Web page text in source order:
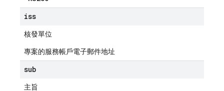
iss
核發單位
專案的服務帳戶電子郵件地址
sub
主旨